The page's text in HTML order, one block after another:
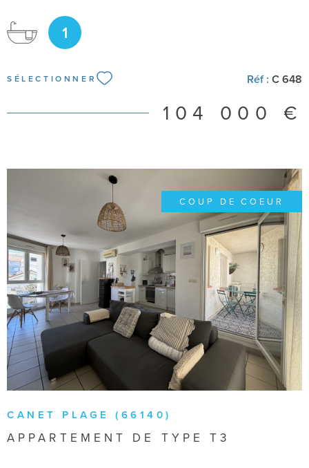
Appartement vendu meublé et équipé. Idéal en résidence
econdaire ou investissement locatif. Pour plus de
06.50.29.95.93
1
SÉLECTIONNER Réf : C 648
104 000 €
CANET PLAGE (66140)
APPARTEMENT DE TYPE T3
COUP DE COEUR
VOIR LE BIEN